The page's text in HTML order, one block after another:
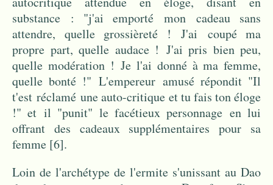
substance : "j'ai emporté mon cadeau sans
attendre, quelle grossièreté ! J'ai coupé ma
propre part, quelle audace ! J'ai pris bien peu,
quelle modération ! Je l'ai donné à ma femme,
quelle bonté !" L'empereur amusé répondit "Il
t'est réclamé une auto-critique et tu fais ton éloge
!" et il "punit" le facétieux personnage en lui
offrant des cadeaux supplémentaires pour sa
femme [6].
Loin de l'archétype de l'ermite s'unissant au Dao